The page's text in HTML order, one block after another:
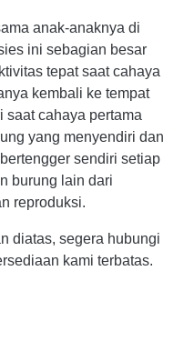
anak-anaknya di
ini sebagian besar
tepat saat cahaya
kembali ke tempat
saat cahaya pertama
yang menyendiri dan
sendiri setiap
burung lain dari
reproduksi.
diatas, segera hubungi
kami terbatas.